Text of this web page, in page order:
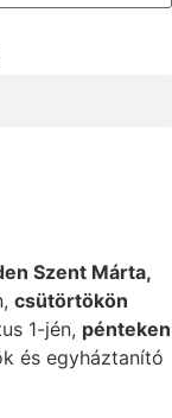
Szent Márta,
csütörtökön
1-jén, pénteken
és egyháztanító